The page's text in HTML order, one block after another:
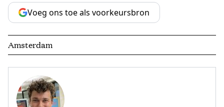
Voeg ons toe als voorkeursbron
Amsterdam